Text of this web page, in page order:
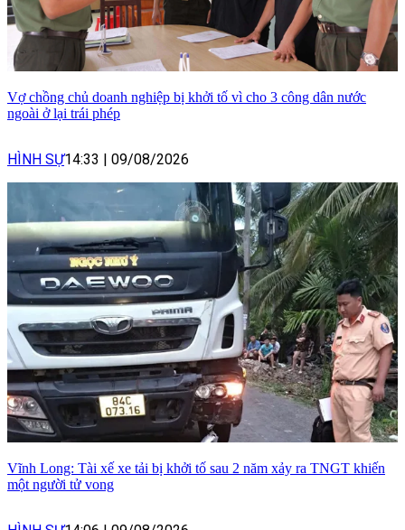
Vợ chồng chủ doanh nghiệp bị khởi tố vì cho 3 công dân nước
ngoài ở lại trái phép
HÌNH SỰ14:33 09/08/2026
Vĩnh Long: Tài xế xe tải bị khởi tố sau 2 năm xảy ra TNGT khiến
một người tử vong